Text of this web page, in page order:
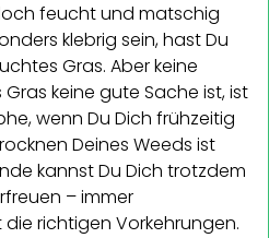
feucht und matschig
klebrig sein, hast Du
Gras. Aber keine
keine gute Sache ist, ist
wenn Du Dich frühzeitig
Deines Weeds ist
kannst Du Dich trotzdem
– immer
richtigen Vorkehrungen.